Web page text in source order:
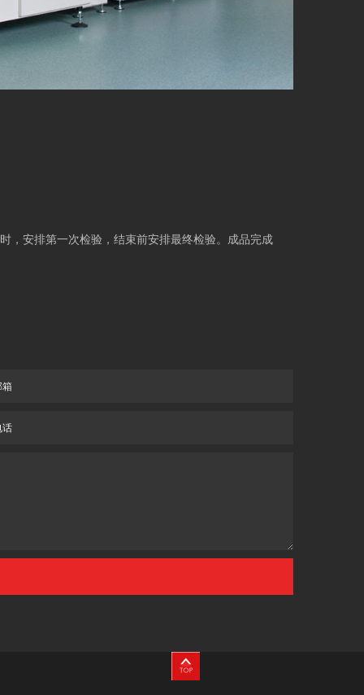
，安排第一次检验，结束前安排最终检验。成品完成